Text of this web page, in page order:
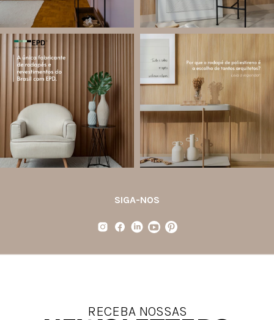
Você sabe o que é EPD?
A Declaração Ambiental de Produto
(Environmental Product Declaration) é
um documento internacional que
Jul 21
35 1
Os rodapés de poliestireno
conquistaram espaço na arquitetura
porque unem estética, praticidade e
desempenho em um único produto.
Diferente
SIGA-NOS
RECEBA NOSSAS